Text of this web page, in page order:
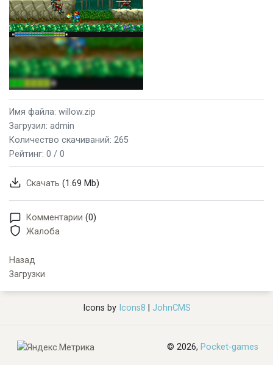
Имя файла: willow.zip
Загрузил: admin
Количество скачиваний: 265
Рейтинг: 0 / 0
Скачать (1.69 Mb)
Комментарии (0)
Жалоба
Назад
Загрузки
Icons byIcons8 JohnCMS
© 2026, Pocket-games